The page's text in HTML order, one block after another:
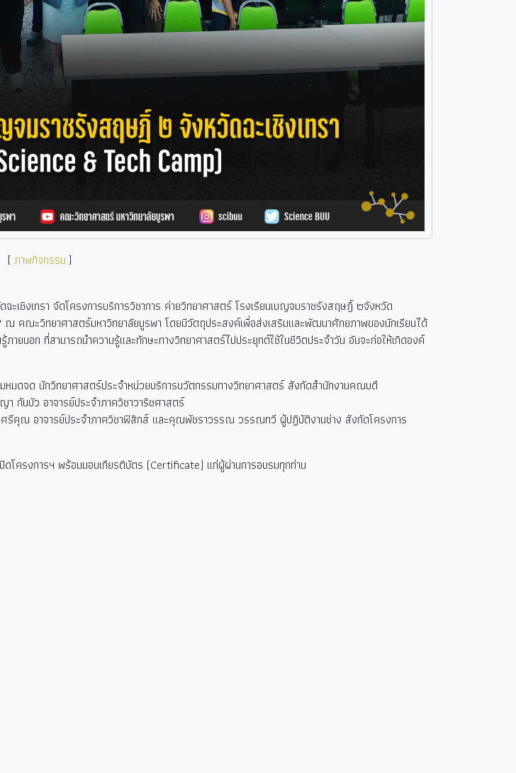
[ ภาพกิจกรรม ]
งเทรา จัดโครงการบริการวิชาการ ค่ายวิทยาศาสตร์ โรงเรียนเบญจมราชรังสฤษฎิ์ ๒จังหวัด
คณะวิทยาศาสตร์มหาวิทยาลัยบูรพา โดยมีวัตถุประสงค์เพื่อส่งเสริมและพัฒนาศักยภาพของนักเรียนได้
ยนอก ที่สามารถนำความรู้และทักษะทางวิทยาศาสตร์ไปประยุกต์ใช้ในชีวิตประจำวัน อันจะก่อให้เกิดองค์
จด นักวิทยาศาสตร์ประจำหน่วยบริการนวัตกรรมทางวิทยาศาสตร์ สังกัดสำนักงานคณบดี
กันบัว อาจารย์ประจำภาควิชาวาริชศาสตร์
คุณ อาจารย์ประจำภาควิชาฟิสิกส์ และคุณพัชราวรรณ วรรณทวี ผู้ปฏิบัติงานช่าง สังกัดโครงการ
รงการฯ พร้อมมอบเกียรติบัตร (Certificate) แก่ผู้ผ่านการอบรมทุกท่าน